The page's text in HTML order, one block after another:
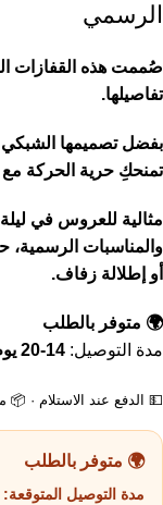
الرسمي
صُممت هذه القفازات
تفاصيلها.
بفضل تصميمها
تمنحكِ حرية الحركة مع
مثالية للعروس في
والمناسبات
أو إطلالة زفاف.
🌍 متوفر بالطلب
مدة التوصيل: 14-20 يوم عمل
💵 الدفع عند الاستلام · 📦
🌍 متوفر بالطلب
مدة التوصيل المتوقعة: